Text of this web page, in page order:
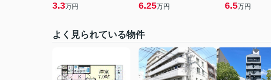
3.3万円 6.25万円 6.5万円
よく見られている物件